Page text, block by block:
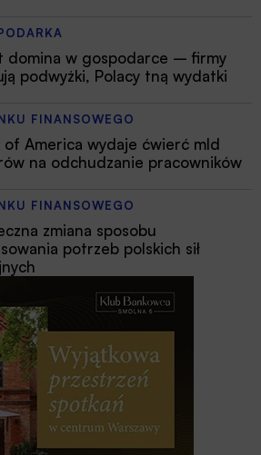
domina w gospodarce – firmy
podwyżki, Polacy tną wydatki
FINANSOWEGO
of America wydaje ćwierć mld
na odchudzanie pracowników
FINANSOWEGO
zmiana sposobu
potrzeb polskich sił